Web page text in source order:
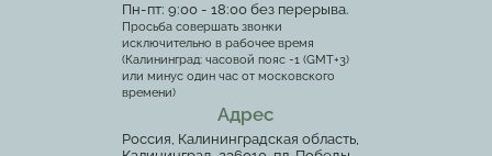
Пн-пт: 9:00 - 18:00 без перерыва.
Просьба совершать звонки
исключительно в рабочее время
(Калининград: часовой пояс -1 (GMT+3)
или минус один час от московского
времени)
Адрес
Россия, Калининградская область,